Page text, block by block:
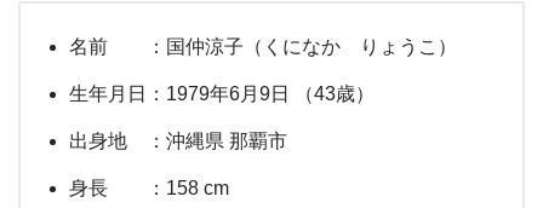
名前 ：国仲涼子（くになか りょうこ）
生年月日：1979年6月9日 （43歳）
出身地 ：沖縄県 那覇市
身長 ：158 cm